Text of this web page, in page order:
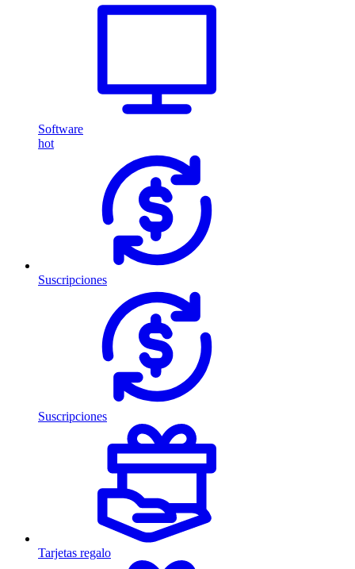
Software
hot
Suscripciones
Suscripciones
Tarjetas regalo